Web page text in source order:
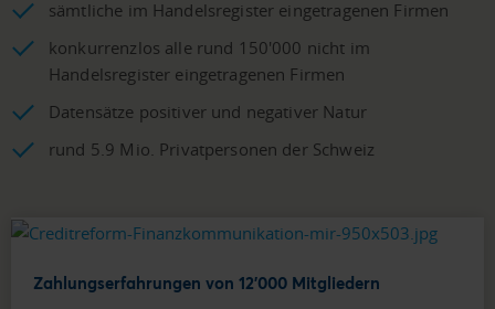
sämtliche im Handelsregister eingetragenen Firmen
konkurrenzlos alle rund 150'000 nicht im
Handelsregister eingetragenen Firmen
Datensätze positiver und negativer Natur
rund 5.9 Mio. Privatpersonen der Schweiz
Zahlungserfahrungen von 12'000 Mitgliedern